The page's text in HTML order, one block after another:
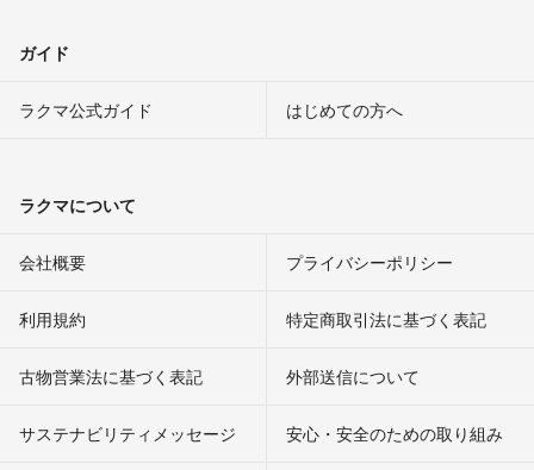
ガイド
ラクマ公式ガイド はじめての方へ
ラクマについて
会社概要 プライバシーポリシー
利用規約 特定商取引法に基づく表記
古物営業法に基づく表記 外部送信について
サステナビリティメッセージ 安心・安全のための取り組み